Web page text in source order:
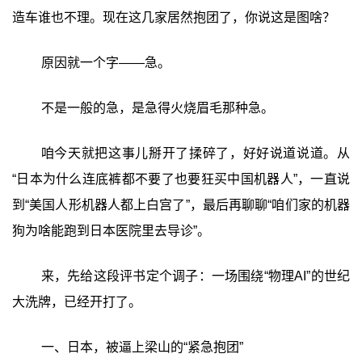
造车谁也不理。现在这几家居然抱团了，你说这是图啥？
原因就一个字——急。
不是一般的急，是急得火烧眉毛那种急。
咱今天就把这事儿掰开了揉碎了，好好说道说道。从
“日本为什么连底裤都不要了也要狂买中国机器人”，一直说
到“美国人形机器人都上白宫了”，最后再聊聊“咱们家的机器
狗为啥能跑到日本医院里去导诊”。
来，先给这段评书定个调子：一场围绕“物理AI”的世纪
大洗牌，已经开打了。
一、日本，被逼上梁山的“紧急抱团”